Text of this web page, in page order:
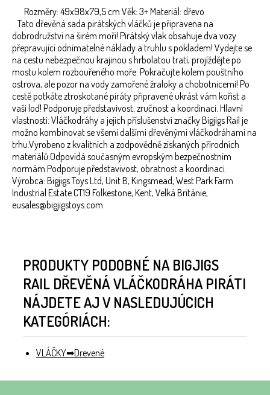
Rozměry: 49x98x79,5 cm Věk: 3+ Materiál: dřevo
Tato dřevěná sada pirátských vláčků je připravena na
dobrodružství na širém moři! Pirátský vlak obsahuje dva vozy
přepravující odnímatelné náklady a truhlu s pokladem! Vydejte se
na cestu nebezpečnou krajinou s hrbolatou tratí, projíždějte po
mostu kolem rozbouřeného moře. Pokračujte kolem pouštního
ostrova, ale pozor na vody zamořené žraloky a chobotnicemi! Po
cestě potkáte ztroskotané piráty připravené ukrást vám kořist a
vaši loď! Podporuje představivost, zručnost a koordinaci. Hlavní
vlastnosti: Vláčkodráhy a jejich příslušenství značky Bigjigs Rail je
možno kombinovat se všemi dalšími dřevěnými vláčkodráhami na
trhu.Vyrobeno z kvalitních a zodpovědně získaných přírodních
materiálů.Odpovídá současným evropským bezpečnostním
normám.Podporuje představivost, obratnost a koordinaci.
Výrobca: Bigjigs Toys Ltd, Unit B, Kingsmead, West Park Farm
Industrial Estate CT19 Folkestone, Kent, Velká Británie,
eusales@bigjigstoys.com
PRODUKTY PODOBNÉ NA BIGJIGS
RAIL DŘEVĚNÁ VLÁČKODRÁHA PIRÁTI
NÁJDETE AJ V NASLEDUJÚCICH
KATEGÓRIÁCH:
VLÁČKY Drevené